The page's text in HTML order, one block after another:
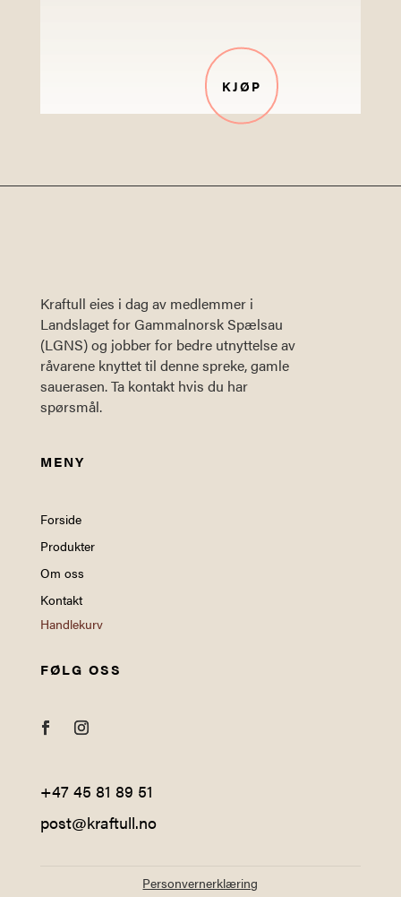
KJØP
Kraftull eies i dag av medlemmer i
Landslaget for Gammalnorsk Spælsau
(LGNS) og jobber for bedre utnyttelse av
råvarene knyttet til denne spreke, gamle
sauerasen. Ta kontakt hvis du har
spørsmål.
MENY
Forside
Produkter
Om oss
Kontakt
Handlekurv
FØLG OSS
+47 45 81 89 51
post@kraftull.no
Personvernerklæring